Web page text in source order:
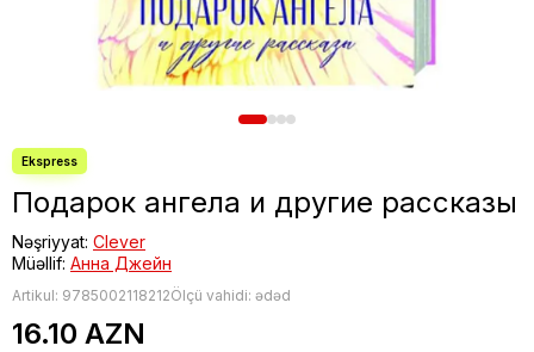
Подарок ангела и другие рассказы
Nəşriyyat: Clever
Müəllif: Анна Джейн
Artikul: 9785002118212Ölçü vahidi: ədəd
16.10 AZN